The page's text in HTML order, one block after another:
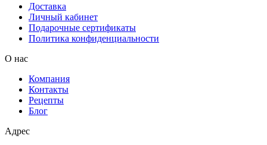
Доставка
Личный кабинет
Подарочные сертификаты
Политика конфиденциальности
О нас
Компания
Контакты
Рецепты
Блог
Адрес